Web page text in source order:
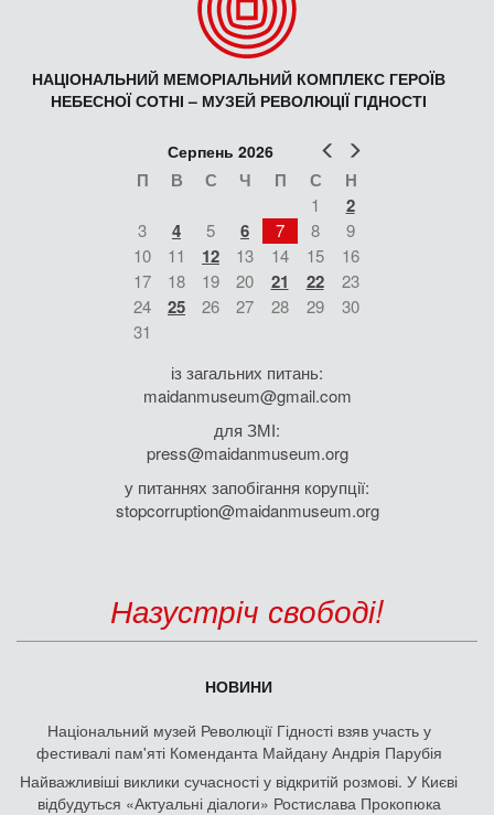
НАЦІОНАЛЬНИЙ МЕМОРІАЛЬНИЙ КОМПЛЕКС ГЕРОЇВ
НЕБЕСНОЇ СОТНІ – МУЗЕЙ РЕВОЛЮЦІЇ ГІДНОСТІ
Попер
Серпень 2026
П В С Ч П С Н
1 2
3 4 5 6 7 8
9
10
11 12 13 14 15
16
17
18 19 20 21 22
23
24
25 26 27 28 29
30
31
із загальних питань:
maidanmuseum@gmail.com
для ЗМІ:
press@maidanmuseum.org
у питаннях запобігання корупції:
stopcorruption@maidanmuseum.org
Назустріч свободі!
НОВИНИ
Національний музей Революції Гідності взяв участь у
фестивалі пам'яті Коменданта Майдану Андрія Парубія
Найважливіші виклики сучасності у відкритій розмові. У Києві
відбудуться «Актуальні діалоги» Ростислава Прокопюка